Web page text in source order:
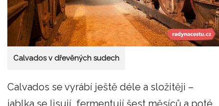
Calvados v dřevěných sudech
Calvados se vyrábí ještě déle a složitěji –
jablka se lisují, fermentují šest měsíců a poté